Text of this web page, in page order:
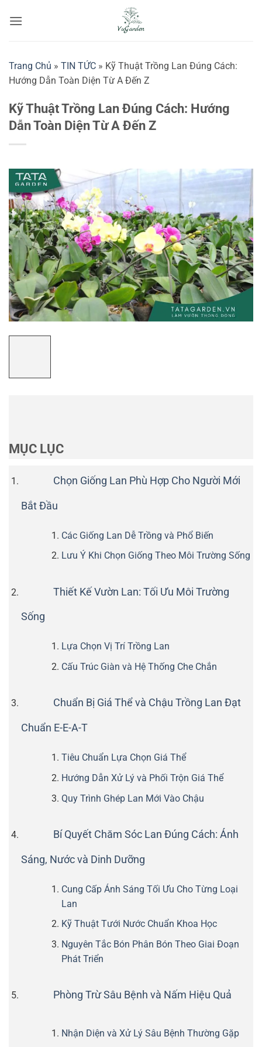
qua
Trang Chủ » TIN TỨC » Kỹ Thuật Trồng Lan Đúng Cách:
Hướng Dẫn Toàn Diện Từ A Đến Z
Kỹ Thuật Trồng Lan Đúng Cách: Hướng
Dẫn Toàn Diện Từ A Đến Z
MỤC LỤC
Chọn Giống Lan Phù Hợp Cho Người Mới
Bắt Đầu
Các Giống Lan Dễ Trồng và Phổ Biến
Lưu Ý Khi Chọn Giống Theo Môi Trường Sống
Thiết Kế Vườn Lan: Tối Ưu Môi Trường
Sống
Lựa Chọn Vị Trí Trồng Lan
Cấu Trúc Giàn và Hệ Thống Che Chắn
Chuẩn Bị Giá Thể và Chậu Trồng Lan Đạt
Chuẩn E-E-A-T
Tiêu Chuẩn Lựa Chọn Giá Thể
Hướng Dẫn Xử Lý và Phối Trộn Giá Thể
Quy Trình Ghép Lan Mới Vào Chậu
Bí Quyết Chăm Sóc Lan Đúng Cách: Ánh
Sáng, Nước và Dinh Dưỡng
Cung Cấp Ánh Sáng Tối Ưu Cho Từng Loại
Lan
Kỹ Thuật Tưới Nước Chuẩn Khoa Học
Nguyên Tắc Bón Phân Bón Theo Giai Đoạn
Phát Triển
Phòng Trừ Sâu Bệnh và Nấm Hiệu Quả
Nhận Diện và Xử Lý Sâu Bệnh Thường Gặp